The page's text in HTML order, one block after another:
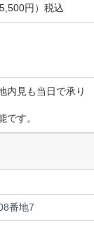
円）税込
内見も当日で承り
です。
番地7